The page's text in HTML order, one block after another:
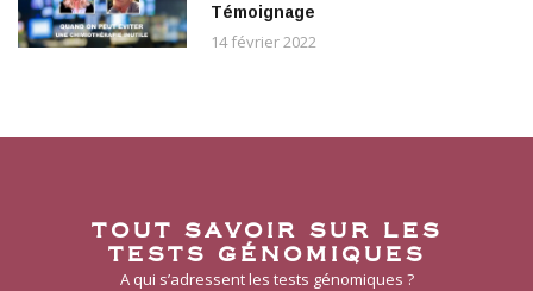
Témoignage
14 février 2022
TOUT SAVOIR SUR LES
TESTS GÉNOMIQUES
A qui s’adressent les tests génomiques ?